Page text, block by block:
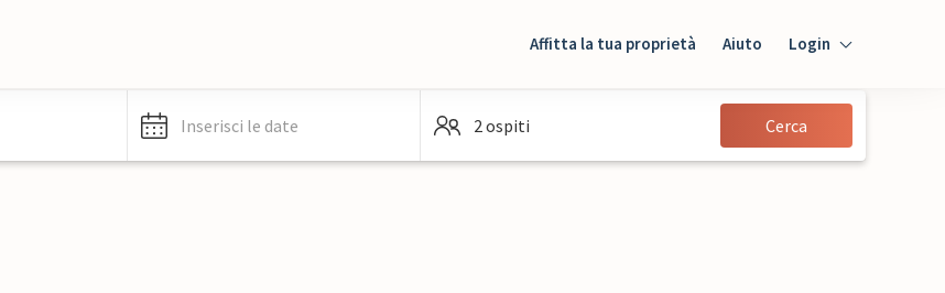
Affitta la tua proprietà Aiuto Login
Ospiti
Inserisci le date 2 ospiti Cerca